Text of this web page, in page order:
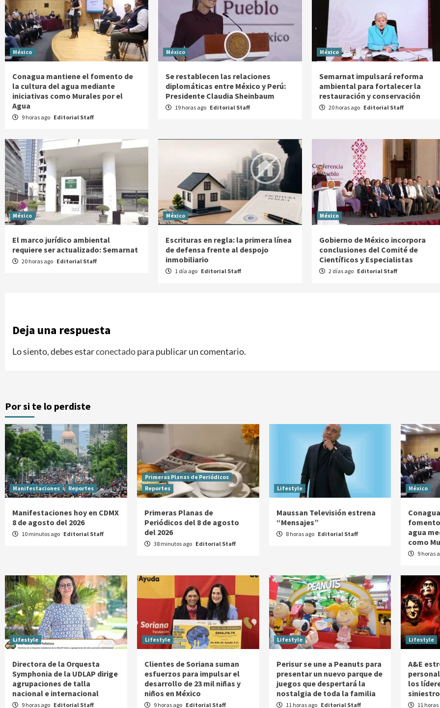
México
Conagua mantiene el fomento de
la cultura del agua mediante
iniciativas como Murales por el
Agua
9 horas ago Editorial Staff
México
Se restablecen las relaciones
diplomáticas entre México y Perú:
Presidente Claudia Sheinbaum
19 horas ago Editorial Staff
México
Semarnat impulsará reforma
ambiental para fortalecer la
restauración y conservación
20 horas ago Editorial Staff
México
El marco jurídico ambiental
requiere ser actualizado: Semarnat
20 horas ago Editorial Staff
México
Escrituras en regla: la primera línea
de defensa frente al despojo
inmobiliario
1 día ago Editorial Staff
México
Gobierno de México incorpora
conclusiones del Comité de
Científicos y Especialistas
2 días ago Editorial Staff
Deja una respuesta
Lo siento, debes estarconectadopara publicar un comentario.
Por si te lo perdiste
Manifestaciones Reportes
Manifestaciones hoy en CDMX
8 de agosto del 2026
10 minutos ago Editorial Staff
Primeras Planas de Periódicos
Reportes
Primeras Planas de
Periódicos del 8 de agosto
del 2026
38 minutos ago Editorial Staff
Lifestyle
Maussan Televisión estrena
“Mensajes”
8 horas ago Editorial Staff
México
agua
como
9 horas
Lifestyle
Directora de la Orquesta
Symphonia de la UDLAP dirige
agrupaciones de talla
nacional e internacional
9 horas ago Editorial Staff
Lifestyle
Clientes de Soriana suman
esfuerzos para impulsar el
desarrollo de 23 mil niñas y
niños en México
9 horas ago Editorial Staff
Lifestyle
Perisur se une a Peanuts para
presentar un nuevo parque de
juegos que despertará la
nostalgia de toda la familia
11 horas ago Editorial Staff
Lifestyle
A&E
los
11